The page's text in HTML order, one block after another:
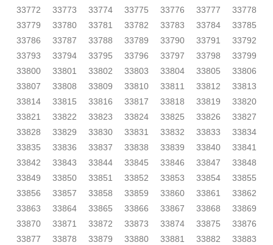
33772
33773 33774 33775 33776 33777
33778
33779
33780 33781 33782 33783 33784
33785
33786
33787 33788 33789 33790 33791
33792
33793
33794 33795 33796 33797 33798
33799
33800
33801 33802 33803 33804 33805
33806
33807
33808 33809 33810 33811 33812
33813
33814
33815 33816 33817 33818 33819
33820
33821
33822 33823 33824 33825 33826
33827
33828
33829 33830 33831 33832 33833
33834
33835
33836 33837 33838 33839 33840
33841
33842
33843 33844 33845 33846 33847
33848
33849
33850 33851 33852 33853 33854
33855
33856
33857 33858 33859 33860 33861
33862
33863
33864 33865 33866 33867 33868
33869
33870
33871 33872 33873 33874 33875
33876
33877
33878 33879 33880 33881 33882
33883